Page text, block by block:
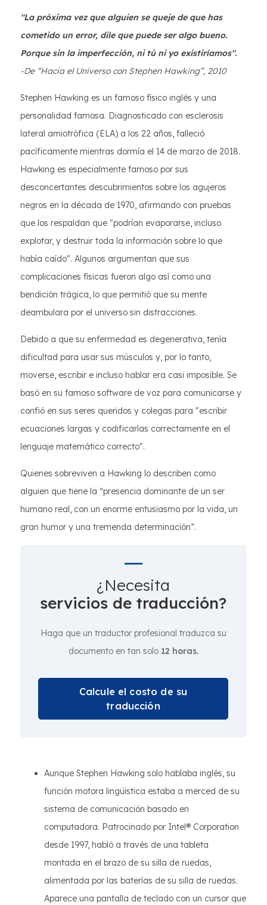
"La próxima vez que alguien se queje de que has
cometido un error, dile que puede ser algo bueno.
Porque sin la imperfección, ni tú ni yo existiríamos".
-De “Hacia el Universo con Stephen Hawking”, 2010
Stephen Hawking es un famoso físico inglés y una
personalidad famosa. Diagnosticado con esclerosis
lateral amiotrófica (ELA) a los 22 años, falleció
pacíficamente mientras dormía el 14 de marzo de 2018.
Hawking es especialmente famoso por sus
desconcertantes descubrimientos sobre los agujeros
negros en la década de 1970, afirmando con pruebas
que los respaldan que "podrían evaporarse, incluso
explotar, y destruir toda la información sobre lo que
había caído". Algunos argumentan que sus
complicaciones físicas fueron algo así como una
bendición trágica, lo que permitió que su mente
deambulara por el universo sin distracciones.
Debido a que su enfermedad es degenerativa, tenía
dificultad para usar sus músculos y, por lo tanto,
moverse, escribir e incluso hablar era casi imposible. Se
basó en su famoso software de voz para comunicarse y
confió en sus seres queridos y colegas para "escribir
ecuaciones largas y codificarlas correctamente en el
lenguaje matemático correcto".
Quienes sobreviven a Hawking lo describen como
alguien que tiene la “presencia dominante de un ser
humano real, con un enorme entusiasmo por la vida, un
gran humor y una tremenda determinación”.
¿Necesita
servicios de traducción?
Haga que un traductor profesional traduzca su
documento en tan solo 12 horas.
Calcule el costo de su
traducción
Aunque Stephen Hawking solo hablaba inglés, su
función motora lingüística estaba a merced de su
sistema de comunicación basado en
computadora. Patrocinado por Intel® Corporation
desde 1997, habló a través de una tableta
montada en el brazo de su silla de ruedas,
alimentada por las baterías de su silla de ruedas.
Aparece una pantalla de teclado con un cursor que